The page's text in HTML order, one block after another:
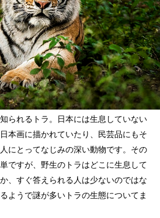
られるトラ。日本には生息していない
本画に描かれていたり、民芸品にもそ
にとってなじみの深い動物です。その
ですが、野生のトラはどこに生息して
、すぐ答えられる人は少ないのではな
ようで謎が多いトラの生態についてま